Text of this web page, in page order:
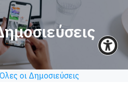
Όλες οι Δημοσιεύσεις